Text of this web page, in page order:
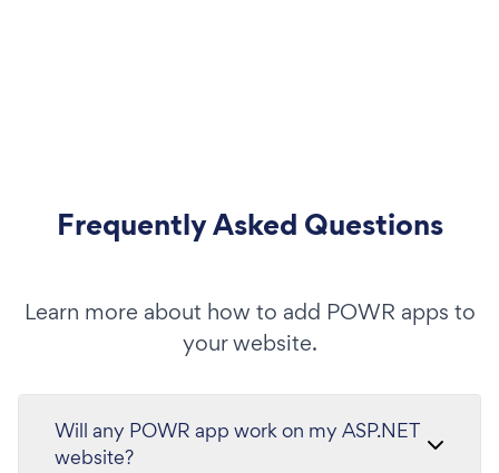
Frequently Asked Questions
Learn more about how to add POWR apps to
your website.
Will any POWR app work on my ASP.NET
website?